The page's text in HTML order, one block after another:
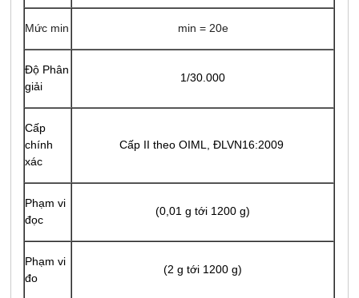
Mức min min = 20e
Độ Phân
giải
1/30.000
Cấp
chính
xác
Cấp II theo OIML, ĐLVN16:2009
Phạm vi
đọc
(0,01 g tới 1200 g)
Phạm vi
đo
(2 g tới 1200 g)